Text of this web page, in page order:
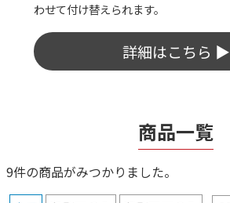
わせて付け替えられます。
詳細はこちら ▶
商品一覧
9件の商品がみつかりました。